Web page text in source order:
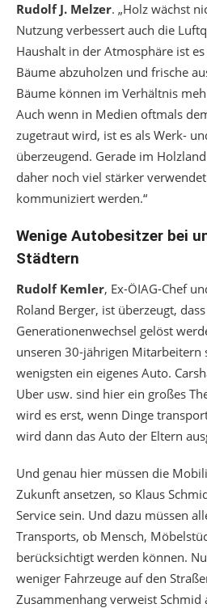
Rudolf J. Melzer. „Holz wächst
Nutzung verbessert auch die
Haushalt in der Atmosphäre ist
Bäume abzuholzen und frische
Bäume können im Verhältnis
Auch wenn in Medien oftmals
zugetraut wird, ist es als Werk-
überzeugend. Gerade im
daher noch viel stärker
kommuniziert werden.“
Wenige Autobesitzer bei
Städtern
Rudolf Kemler, Ex-ÖIAG-Chef
Roland Berger, ist überzeugt,
Generationenwechsel gelöst
unseren 30-jährigen Mitarbeitern
wenigsten ein eigenes Auto.
Uber usw. sind hier ein großes
wird es erst, wenn Dinge
wird dann das Auto der Eltern
Und genau hier müssen die
Zukunft ansetzen, so Klaus
Service sein. Und dazu müssen
Transports, ob Mensch,
berücksichtigt werden können.
weniger Fahrzeuge auf den
Zusammenhang verweist Schmid